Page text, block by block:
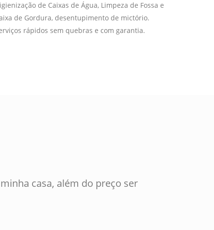
de Caixas de Água, Limpeza de Fossa e
de Gordura, desentupimento de mictório.
rápidos sem quebras e com garantia.
casa, além do preço ser